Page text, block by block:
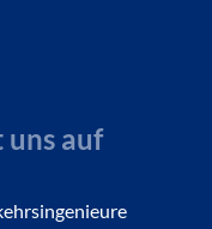
uns auf